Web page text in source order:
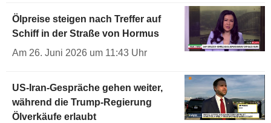
Ölpreise steigen nach Treffer auf
Schiff in der Straße von Hormus
Am 26. Juni 2026 um 11:43 Uhr
US-Iran-Gespräche gehen weiter,
während die Trump-Regierung
Ölverkäufe erlaubt